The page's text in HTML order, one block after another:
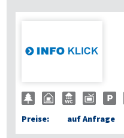
Preise: auf Anfrage